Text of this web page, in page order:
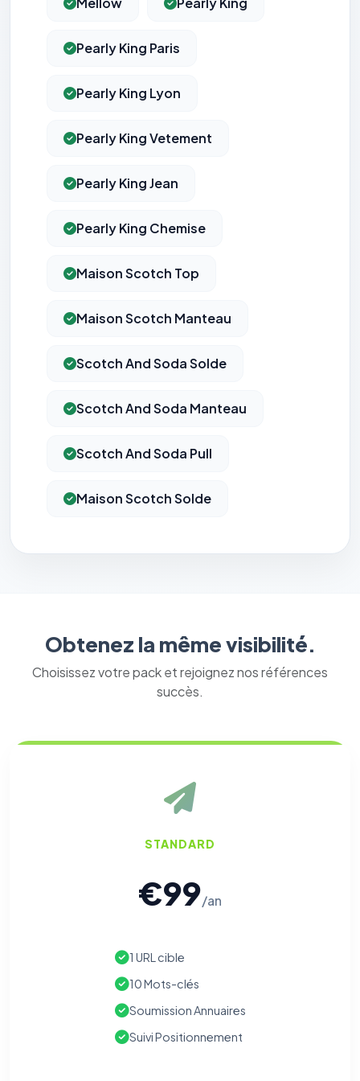
Pearly King Paris
Pearly King Lyon
Pearly King Vetement
Pearly King Jean
Pearly King Chemise
Maison Scotch Top
Maison Scotch Manteau
Scotch And Soda Solde
Scotch And Soda Manteau
Scotch And Soda Pull
Maison Scotch Solde
Obtenez la même visibilité.
Choisissez votre pack et rejoignez nos références
succès.
STANDARD
€99/an
1 URL cible
10 Mots-clés
Soumission Annuaires
Suivi Positionnement
Cookies essentiels
Nécessaires au fonctionnement du site : session, sécurité,
mémorisation de vos choix de consentement. Ils ne
peuvent pas être désactivés.